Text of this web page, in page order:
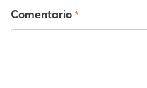
Comentario